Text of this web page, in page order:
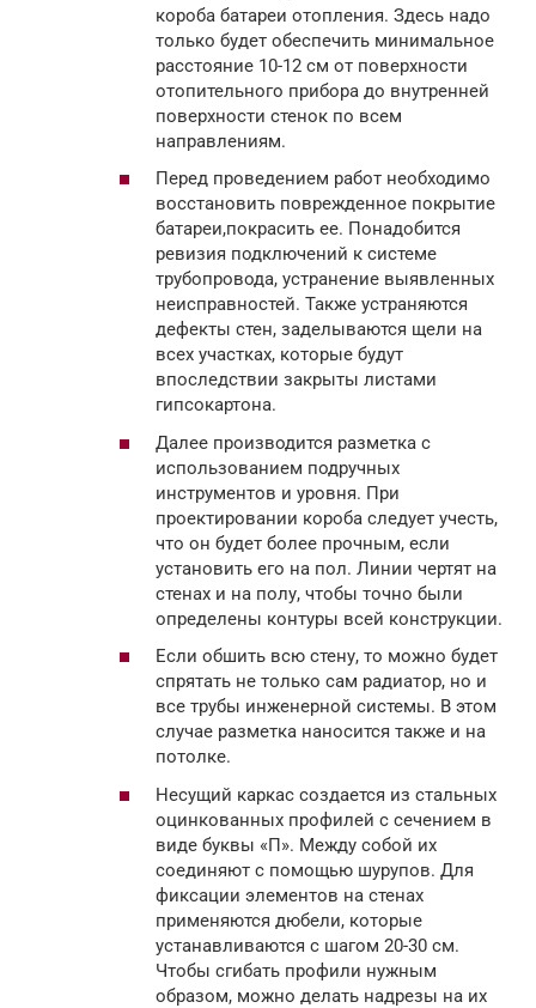
короба батареи отопления. Здесь надо
только будет обеспечить минимальное
расстояние 10-12 см от поверхности
отопительного прибора до внутренней
поверхности стенок по всем
направлениям.
Перед проведением работ необходимо
восстановить поврежденное покрытие
батареи,покрасить ее. Понадобится
ревизия подключений к системе
трубопровода, устранение выявленных
неисправностей. Также устраняются
дефекты стен, заделываются щели на
всех участках, которые будут
впоследствии закрыты листами
гипсокартона.
Далее производится разметка с
использованием подручных
инструментов и уровня. При
проектировании короба следует учесть,
что он будет более прочным, если
установить его на пол. Линии чертят на
стенах и на полу, чтобы точно были
определены контуры всей конструкции.
Если обшить всю стену, то можно будет
спрятать не только сам радиатор, но и
все трубы инженерной системы. В этом
случае разметка наносится также и на
потолке.
Несущий каркас создается из стальных
оцинкованных профилей с сечением в
виде буквы «П». Между собой их
соединяют с помощью шурупов. Для
фиксации элементов на стенах
применяются дюбели, которые
устанавливаются с шагом 20-30 см.
Чтобы сгибать профили нужным
образом, можно делать надрезы на их